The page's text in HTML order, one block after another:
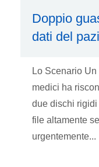
Doppio
dati del
Lo Scenario
medici ha
due dischi
file altamente
urgentemente...